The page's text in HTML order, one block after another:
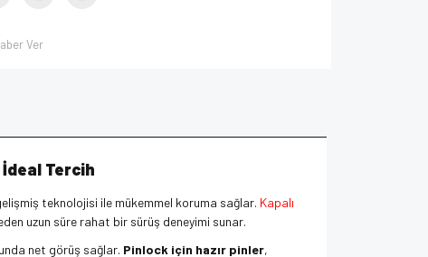
Ver
Tercih
teknolojisi ile mükemmel koruma sağlar. Kapalı
uzun süre rahat bir sürüş deneyimi sunar.
net görüş sağlar. Pinlock için hazır pinler,